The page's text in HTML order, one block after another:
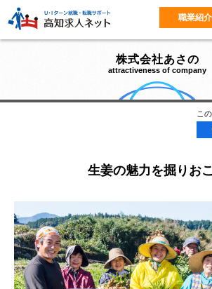
職業紹
株式会社あさの
attractiveness of company
こ
生姜の魅力を掘りお